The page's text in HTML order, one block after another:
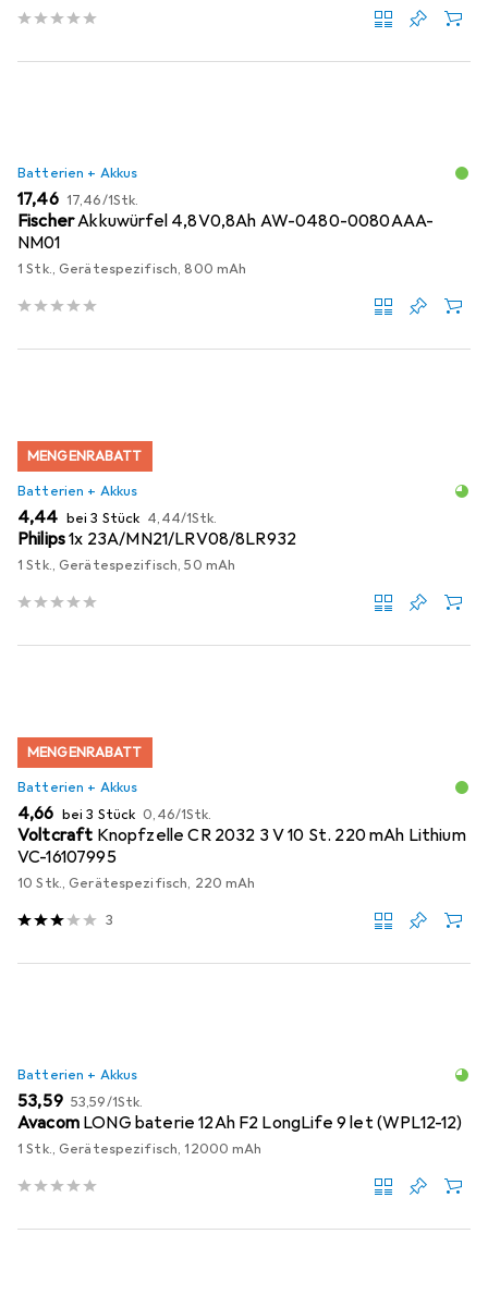
Batterien + Akkus
EUR
17,46 EUR
17,46/1Stk.
FischerAkkuwürfel 4,8V0,8Ah AW-0480-0080AAA-
NM01
1 Stk., Gerätespezifisch, 800 mAh
MENGENRABATT
Batterien + Akkus
EUR
4,44 bei 3 Stück EUR
4,44/1Stk.
Philips1x 23A/MN21/LRV08/8LR932
1 Stk., Gerätespezifisch, 50 mAh
MENGENRABATT
Batterien + Akkus
EUR
4,66 bei 3 Stück EUR
0,46/1Stk.
Voltcraft Knopfzelle CR 2032 3 V 10 St. 220 mAh Lithium
VC-16107995
10 Stk., Gerätespezifisch, 220 mAh
3
Batterien + Akkus
EUR
53,59 EUR
53,59/1Stk.
Avacom LONG baterie 12Ah F2 LongLife 9 let (WPL12-12)
1 Stk., Gerätespezifisch, 12000 mAh